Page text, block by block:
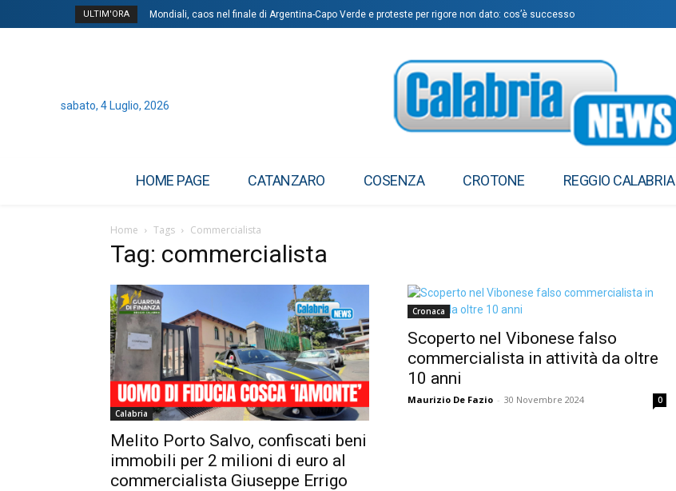
ULTIM'ORA Mondiali, caos nel finale di Argentina-Capo Verde e proteste per rigore non dato: cos’è successo
Ucraina, Putin vuole tutto il Donbass: “Russia ha compiuto passo decisivo”
sabato, 4 Luglio, 2026
HOME PAGE CATANZARO COSENZA CROTONE REGGIO CALABRIA
Home Tags Commercialista
Tag: commercialista
Calabria
Melito Porto Salvo, confiscati beni
immobili per 2 milioni di euro al
commercialista Giuseppe Errigo
Cronaca
Scoperto nel Vibonese falso
commercialista in attività da oltre
10 anni
Maurizio De Fazio - 30 Novembre 2024 0